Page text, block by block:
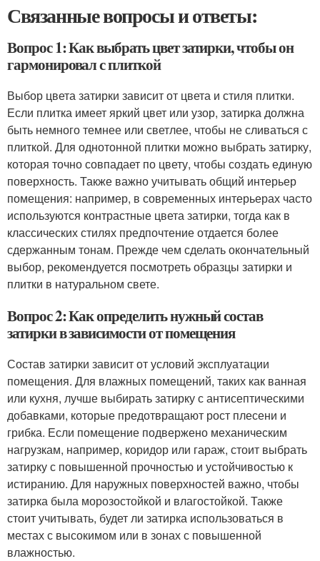
Связанные вопросы и ответы:
Вопрос 1: Как выбрать цвет затирки, чтобы он
гармонировал с плиткой
Выбор цвета затирки зависит от цвета и стиля плитки.
Если плитка имеет яркий цвет или узор, затирка должна
быть немного темнее или светлее, чтобы не сливаться с
плиткой. Для однотонной плитки можно выбрать затирку,
которая точно совпадает по цвету, чтобы создать единую
поверхность. Также важно учитывать общий интерьер
помещения: например, в современных интерьерах часто
используются контрастные цвета затирки, тогда как в
классических стилях предпочтение отдается более
сдержанным тонам. Прежде чем сделать окончательный
выбор, рекомендуется посмотреть образцы затирки и
плитки в натуральном свете.
Вопрос 2: Как определить нужный состав
затирки в зависимости от помещения
Состав затирки зависит от условий эксплуатации
помещения. Для влажных помещений, таких как ванная
или кухня, лучше выбирать затирку с антисептическими
добавками, которые предотвращают рост плесени и
грибка. Если помещение подвержено механическим
нагрузкам, например, коридор или гараж, стоит выбрать
затирку с повышенной прочностью и устойчивостью к
истиранию. Для наружных поверхностей важно, чтобы
затирка была морозостойкой и влагостойкой. Также
стоит учитывать, будет ли затирка использоваться в
местах с высокимом или в зонах с повышенной
влажностью.